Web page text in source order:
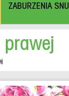
ZABURZENIA SNU